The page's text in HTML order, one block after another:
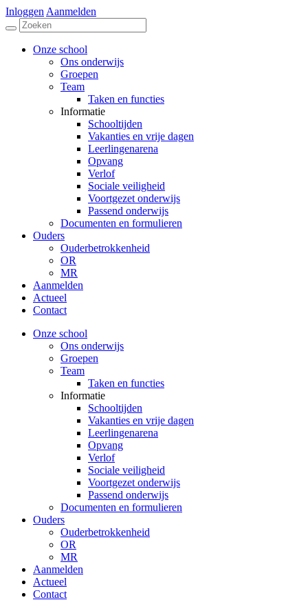
Inloggen Aanmelden
Onze school
Ons onderwijs
Groepen
Team
Taken en functies
Informatie
Schooltijden
Vakanties en vrije dagen
Leerlingenarena
Opvang
Verlof
Sociale veiligheid
Voortgezet onderwijs
Passend onderwijs
Documenten en formulieren
Ouders
Ouderbetrokkenheid
OR
MR
Aanmelden
Actueel
Contact
Onze school
Ons onderwijs
Groepen
Team
Taken en functies
Informatie
Schooltijden
Vakanties en vrije dagen
Leerlingenarena
Opvang
Verlof
Sociale veiligheid
Voortgezet onderwijs
Passend onderwijs
Documenten en formulieren
Ouders
Ouderbetrokkenheid
OR
MR
Aanmelden
Actueel
Contact